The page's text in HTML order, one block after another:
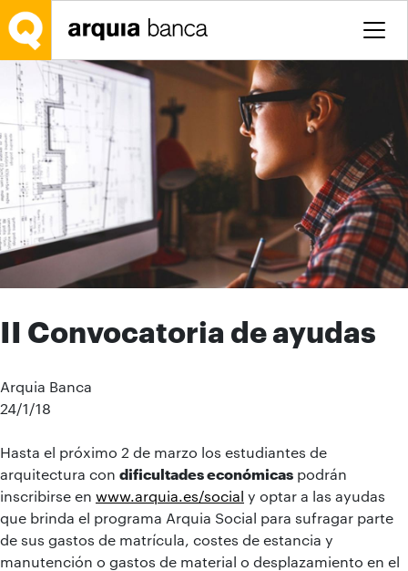
Salta al contingut principal
II Convocatoria de ayudas
Arquia Banca
24/1/18
Hasta el próximo 2 de marzo los estudiantes de
arquitectura con dificultades económicas podrán
inscribirse en www.arquia.es/social y optar a las ayudas
que brinda el programa Arquia Social para sufragar parte
de sus gastos de matrícula, costes de estancia y
manutención o gastos de material o desplazamiento en el